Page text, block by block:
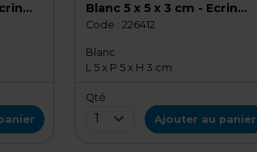
-
Blanc 5 x 5 x 3 cm - Ecrin
pour bague - Boîte bijoux -
Code : 226412
Blanc
L 5 x P 5 x H 3 cm
Qté
1 Ajouter au panier